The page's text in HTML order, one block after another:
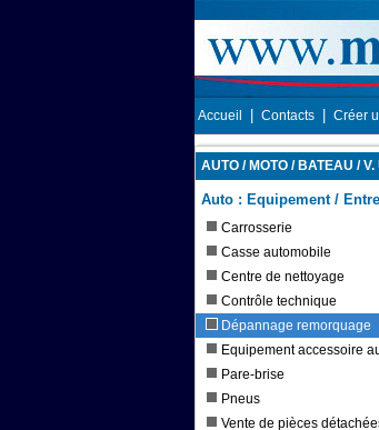
Accueil Contacts Créer
AUTO / MOTO / BATEAU / V.
Auto : Equipement /
Carrosserie
Casse automobile
Centre de nettoyage
Contrôle technique
Dépannage remorquage
Equipement accessoire
Pare-brise
Pneus
Vente de pièces